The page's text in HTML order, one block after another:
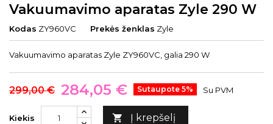
Vakuumavimo aparatas Zyle 290 W
Kodas ZY960VC Prekės ženklas Zyle
Vakuumavimo aparatas Zyle ZY960VC, galia 290 W
299,00 € 284,05 € Sutaupote 5% Su PVM
Kiekis  Į krepšelį